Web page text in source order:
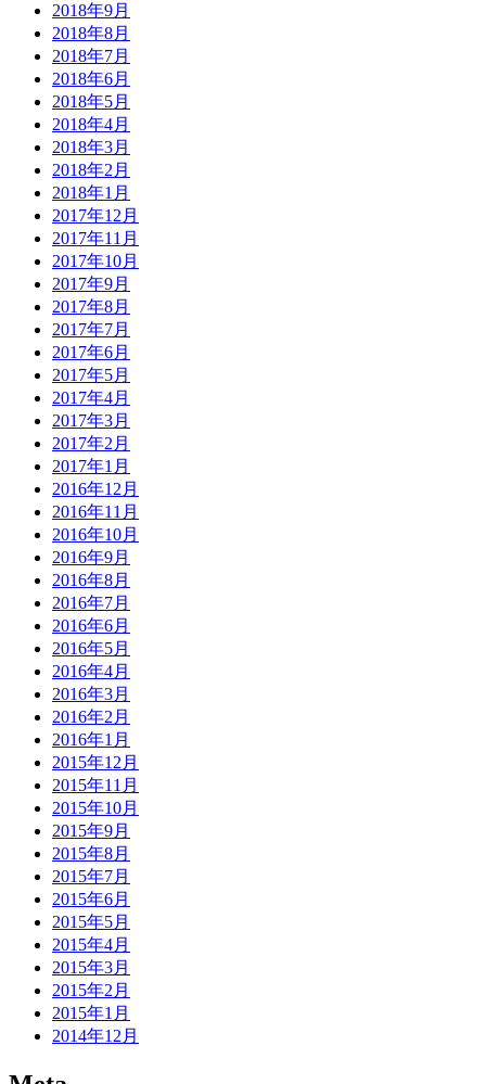
2018年9月
2018年8月
2018年7月
2018年6月
2018年5月
2018年4月
2018年3月
2018年2月
2018年1月
2017年12月
2017年11月
2017年10月
2017年9月
2017年8月
2017年7月
2017年6月
2017年5月
2017年4月
2017年3月
2017年2月
2017年1月
2016年12月
2016年11月
2016年10月
2016年9月
2016年8月
2016年7月
2016年6月
2016年5月
2016年4月
2016年3月
2016年2月
2016年1月
2015年12月
2015年11月
2015年10月
2015年9月
2015年8月
2015年7月
2015年6月
2015年5月
2015年4月
2015年3月
2015年2月
2015年1月
2014年12月